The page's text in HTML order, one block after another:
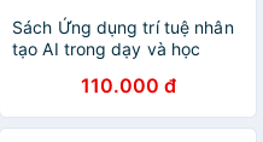
Sách Ứng dụng trí tuệ nhân
tạo AI trong dạy và học
sinh) - HA110.000 đ